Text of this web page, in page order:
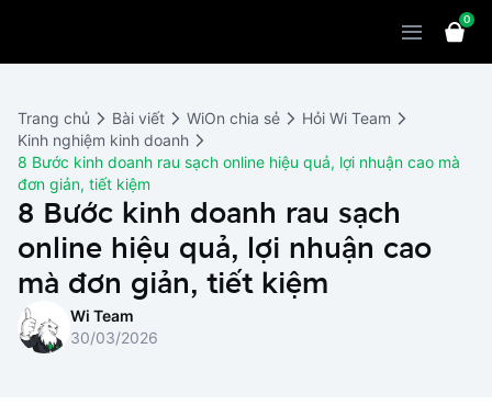
WiOn AI
WiOn Social
WiOn E-commerce
WiOn F&B
WiOn Dental
Chatbot
Marketing
CRM
Thiết kế website
Thiết bị
Bảng giá
Cùng WiOn
Báo chí
Đối tác
Wi Team
Liên hệ
0
Trang chủ Bài viết WiOn chia sẻ
Hỏi Wi Team
Kinh nghiệm kinh doanh
8 Bước kinh doanh rau sạch online hiệu quả, lợi nhuận cao mà
đơn giản, tiết kiệm
8 Bước kinh doanh rau sạch
online hiệu quả, lợi nhuận cao
mà đơn giản, tiết kiệm
Wi Team
30/03/2026